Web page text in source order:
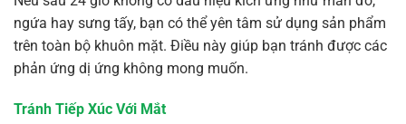
ngứa hay sưng tấy, bạn có thể yên tâm sử dụng sản phẩm
trên toàn bộ khuôn mặt. Điều này giúp bạn tránh được các
phản ứng dị ứng không mong muốn.
Tránh Tiếp Xúc Với Mắt